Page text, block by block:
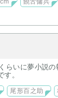
饒舌傭兵
らいに夢小説
。
尾形百之助